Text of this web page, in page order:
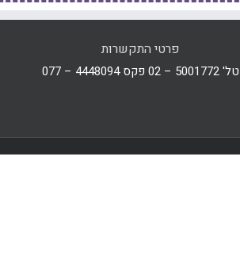
פרטי התקשרות
טל' 5001772 – 02 פקס 4448094 – 077